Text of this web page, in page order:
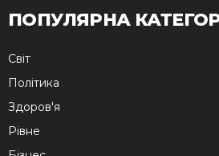
ПОПУЛЯРНА
Cвіт
Політика
Здоров'я
Рівне